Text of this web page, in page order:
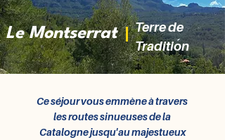
Le Montserrat
Terre de
Tradition
Ce séjour vous emmène à travers
les routes sinueuses de la
Catalogne jusqu'au majestueux